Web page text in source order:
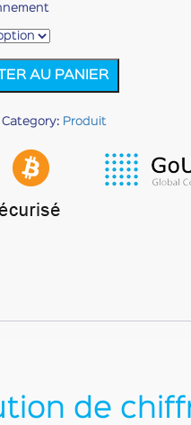
AU PANIER
Category: Produit
de